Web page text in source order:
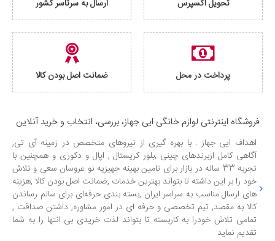
تحویل اکسپرس ارسال به سرتاسر کشور
پرداخت در محل ضمانت اصل بودن کالا
فروشگاه اینترنتی لوازم خانگی ایی جهاز، بررسی، انتخاب و خرید آنلاین
اهداف ایی جهاز : با بهره گیری از نیروهای متخصص در زمینه آی تی,
آگاهی کامل ازبرندهای چینی ,بلور کریستال , اپال و دکوری و همچنین با
تجربه 33 ساله در بازار برای تامین بهینه جهیزیه نو عروسان سعی و تلاش
خود را بر این داشته تا بتواند بهترین خدمات ,ضمانت اصل بودن کالا ,هزینه
های ارسال مناسب به سراسر ایران ,بسته بندی حرفه‌ای برای سالم رساندن
کالا به مقصد, تیم تخصصی و حرفه ای در امور مشاوره, داشتن صداقت ,
تمامی تلاش خودرا به کاربسته تا بتواند لذت خریدی بی انتها را به شما
تقدیم نماید